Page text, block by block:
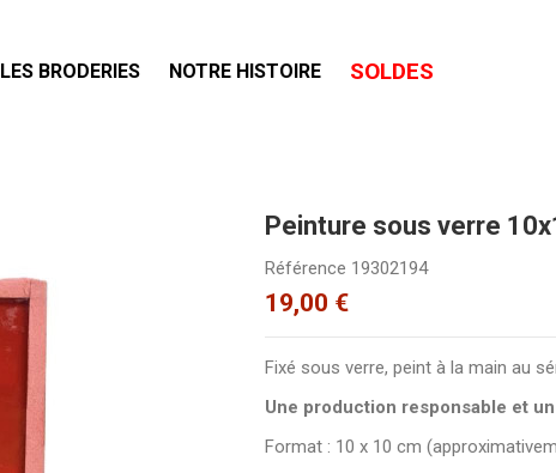
LES BRODERIES NOTRE HISTOIRE SOLDES
Peinture sous verre
Référence 19302194
19,00 €
Fixé sous verre, peint à la main au
Une production responsable et
Format : 10 x 10 cm